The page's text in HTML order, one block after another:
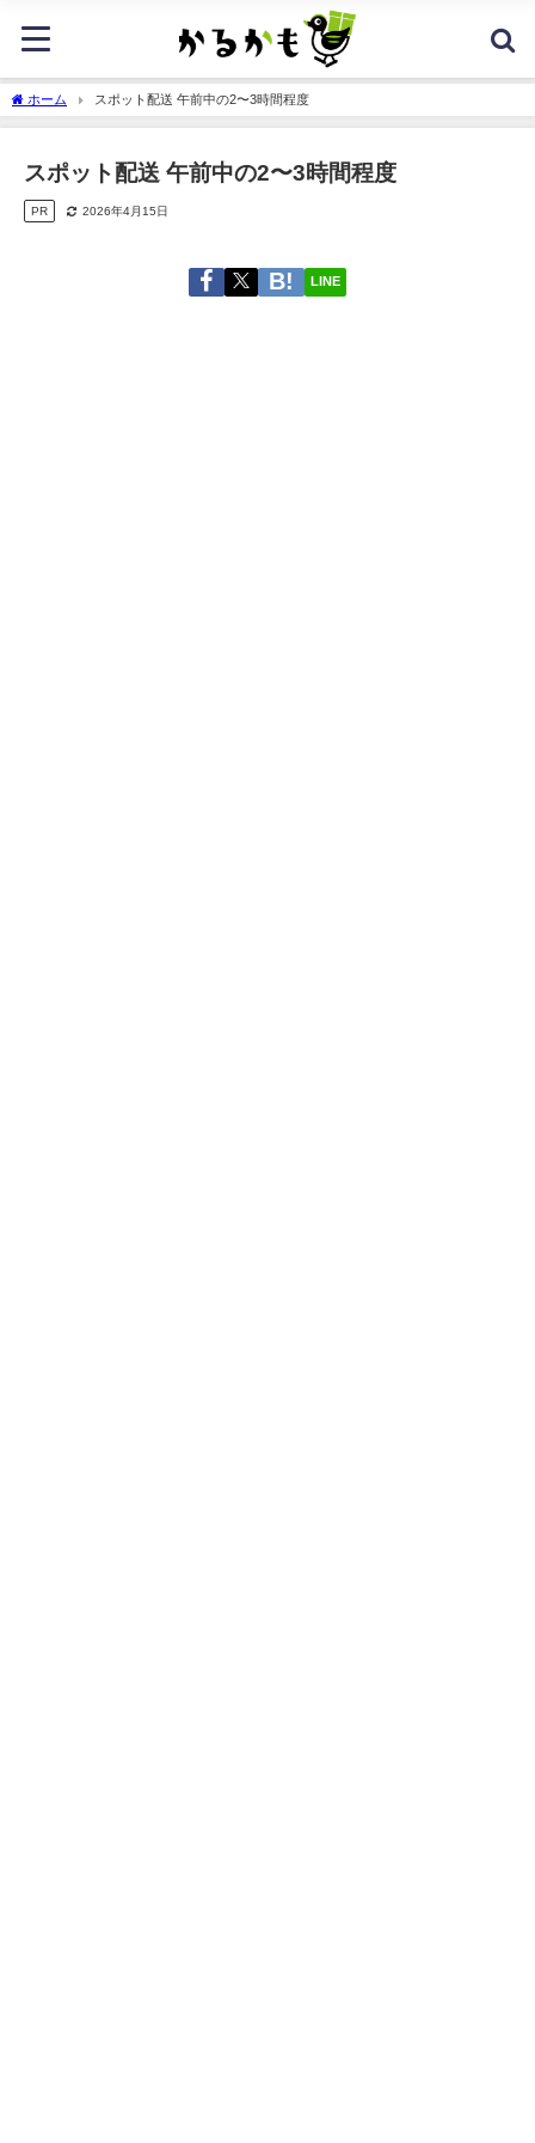
ホーム スポット配送 午前中の2〜3時間程度
スポット配送 午前中の2〜3時間程度
PR 2026年4月15日
LINE